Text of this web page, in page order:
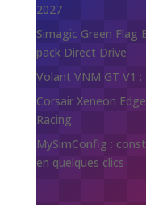
2027
Simagic Green
pack Direct Drive
Volant VNM GT V1
Corsair Xeneon
Racing
MySimConfig :
en quelques clics